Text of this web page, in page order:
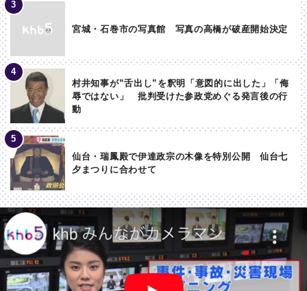
宮城・石巻市の写真館 写真の高橋が破産開始決定
村井知事が”舌出し”を釈明「意図的に出した」「侮
辱ではない」 批判受けた参政党めぐる発言後の行
動
仙台・瑞鳳殿で伊達政宗の木像を特別公開 仙台七
夕まつりに合わせて